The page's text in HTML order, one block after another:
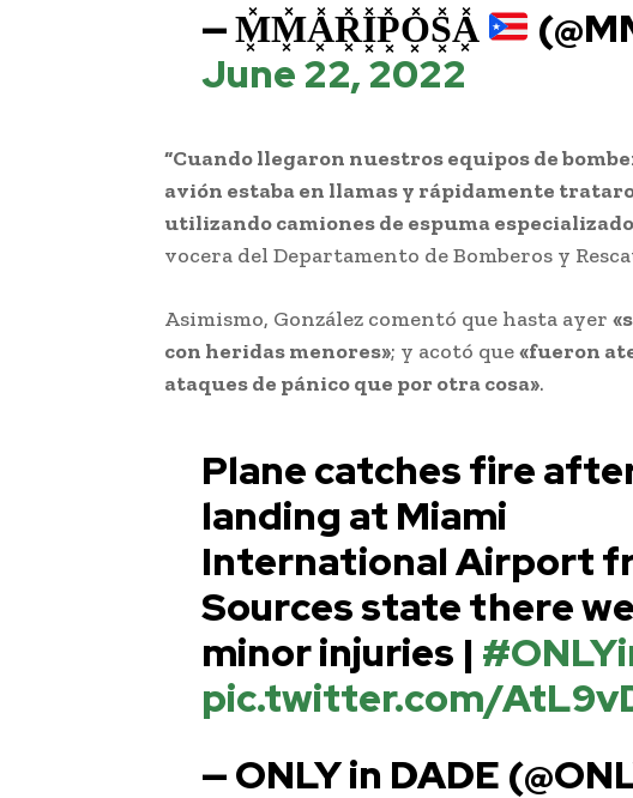
— M͓̽M͓̽A͓̽R͓̽I͓̽P͓̽O͓̽S͓̽A͓̽
June 22, 2022
“Cuando llegaron nuestros equipos de
avión estaba en llamas y rápidamente
utilizando camiones de espuma
vocera del Departamento de Bomberos y
Asimismo, González comentó que hasta ayer
con heridas menores»; y acotó que«fueron
ataques de pánico que por otra cosa».
Plane catches fire
landing at Miami
International Airport
Sources state there
minor injuries |
pic.twitter.com/
— ONLY in DADE